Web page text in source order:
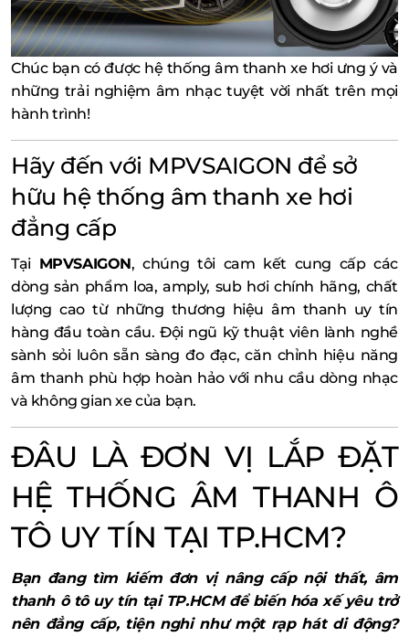
Chúc bạn có được hệ thống âm thanh xe hơi ưng ý và
những trải nghiệm âm nhạc tuyệt vời nhất trên mọi
hành trình!
Hãy đến với MPVSAIGON để sở
hữu hệ thống âm thanh xe hơi
đẳng cấp
Tại MPVSAIGON, chúng tôi cam kết cung cấp các
dòng sản phẩm loa, amply, sub hơi chính hãng, chất
lượng cao từ những thương hiệu âm thanh uy tín
hàng đầu toàn cầu. Đội ngũ kỹ thuật viên lành nghề
sành sỏi luôn sẵn sàng đo đạc, căn chỉnh hiệu năng
âm thanh phù hợp hoàn hảo với nhu cầu dòng nhạc
và không gian xe của bạn.
ĐÂU LÀ ĐƠN VỊ LẮP ĐẶT
HỆ THỐNG ÂM THANH Ô
TÔ UY TÍN TẠI TP.HCM?
Bạn đang tìm kiếm đơn vị nâng cấp nội thất, âm
thanh ô tô uy tín tại TP.HCM để biến hóa xế yêu trở
nên đẳng cấp, tiện nghi như một rạp hát di động?